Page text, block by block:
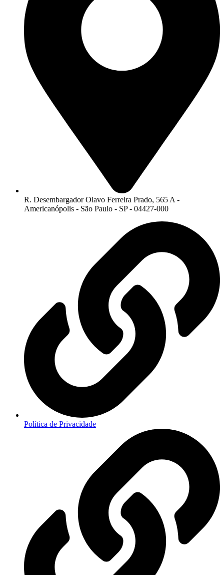
R. Desembargador Olavo Ferreira Prado, 565 A -
Americanópolis - São Paulo - SP - 04427-000
Política de Privacidade